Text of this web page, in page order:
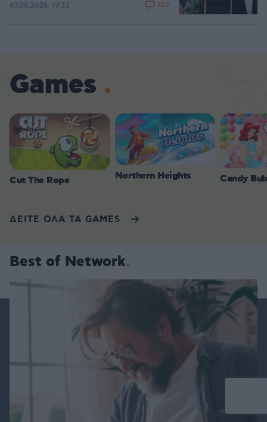
07.08.2026, 19:33 102
Games
Cut The Rope Northern Heights Candy
ΔΕΙΤΕ ΟΛΑ ΤΑ GAMES
Best of Network